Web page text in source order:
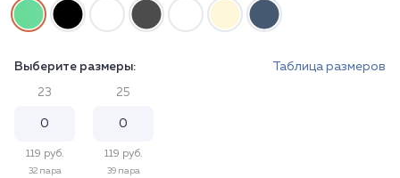
Выберите размеры: Таблица размеров
23
119 руб.
32 пара
25
119 руб.
39 пара